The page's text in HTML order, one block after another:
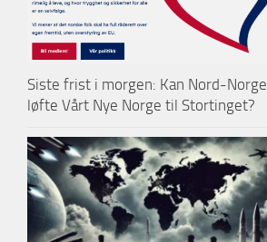
Siste frist i morgen: Kan Nord-Norge
løfte Vårt Nye Norge til Stortinget?